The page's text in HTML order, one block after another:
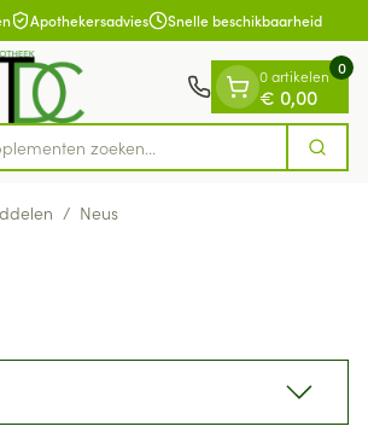
Apothekersadvies Snelle beschikbaarheid
zoeken... Zoek
0 artikelen
€ 0,00
0
/ Neus